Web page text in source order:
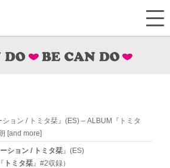
ション / トミタ栞』(ES) – ALBUM『トミタ
[and more]
ション / トミタ栞 』(ES)
トミタ栞 』#2収録）